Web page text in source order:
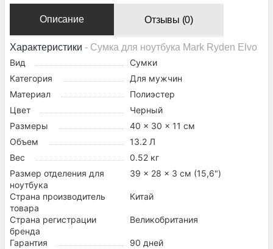
Описание Отзывы (0)
Характеристики - Сумка для ноутбука Mark Ryden Elvo
Вид
Сумки
Категория
Для мужчин
Материал
Полиэстер
Цвет
Черный
Размеры
40 x 30 x 11 см
Объем
13.2 Л
Вес
0.52 кг
Размер отделения для
ноутбука
39 x 28 x 3 см (15,6")
Страна производитель
товара
Китай
Страна регистрации
бренда
Великобритания
Гарантия 90 дней